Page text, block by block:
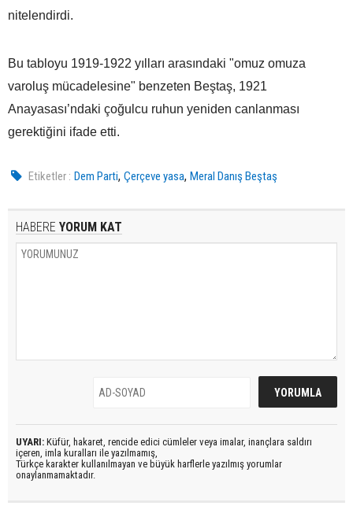
nitelendirdi.
Bu tabloyu 1919-1922 yılları arasındaki "omuz omuza
varoluş mücadelesine" benzeten Beştaş, 1921
Anayasası’ndaki çoğulcu ruhun yeniden canlanması
gerektiğini ifade etti.
Etiketler : Dem Parti,Çerçeve yasa,Meral Danış Beştaş
HABERE YORUM KAT
UYARI: Küfür, hakaret, rencide edici cümleler veya imalar, inançlara saldırı
içeren, imla kuralları ile yazılmamış,
Türkçe karakter kullanılmayan ve büyük harflerle yazılmış yorumlar
onaylanmamaktadır.